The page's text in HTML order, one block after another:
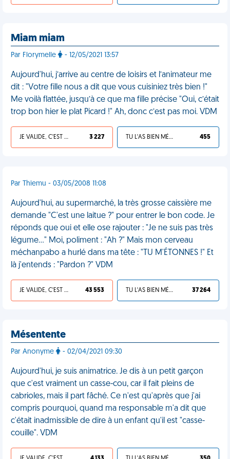
Miam miam
Par Florymelle - 12/05/2021 13:57
Aujourd'hui, j’arrive au centre de loisirs et l’animateur me
dit : "Votre fille nous a dit que vous cuisiniez très bien !"
Me voilà flattée, jusqu’à ce que ma fille précise "Oui, c’était
trop bon hier le plat Picard !" Ah, donc c’est pas moi. VDM
JE VALIDE, C'EST UNE VDM 3 227 TU L'AS BIEN MÉRITÉ 455
Par Thiemu - 03/05/2008 11:08
Aujourd'hui, au supermarché, la très grosse caissière me
demande "C'est une laitue ?" pour entrer le bon code. Je
réponds que oui et elle ose rajouter : "Je ne suis pas très
légume..." Moi, poliment : "Ah ?" Mais mon cerveau
méchanpabo a hurlé dans ma tête : "TU M'ÉTONNES !" Et
là j'entends : "Pardon ?" VDM
JE VALIDE, C'EST UNE VDM 43 553 TU L'AS BIEN MÉRITÉ 37 264
Mésentente
Par Anonyme - 02/04/2021 09:30
Aujourd'hui, je suis animatrice. Je dis à un petit garçon
que c'est vraiment un casse-cou, car il fait pleins de
cabrioles, mais il part fâché. Ce n'est qu'après que j'ai
compris pourquoi, quand ma responsable m'a dit que
c'était inadmissible de dire à un enfant qu'il est "casse-
couille". VDM